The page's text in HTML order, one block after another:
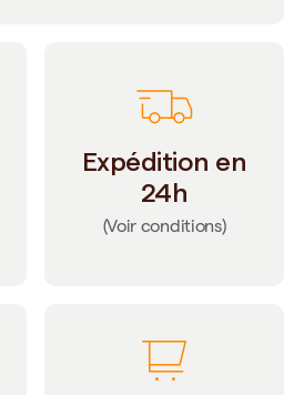
Expédition en
24h
(Voir conditions)